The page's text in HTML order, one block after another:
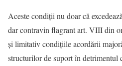
Aceste condiții nu doar că
dar contravin flagrant art. VIII din
și limitativ condițiile acordării
structurilor de suport în detrimentul